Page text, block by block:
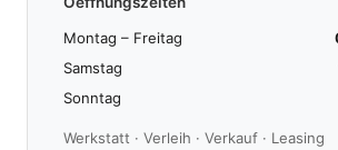
Montag – Freitag
Samstag
Sonntag
Werkstatt · Verleih · Verkauf · Leasing